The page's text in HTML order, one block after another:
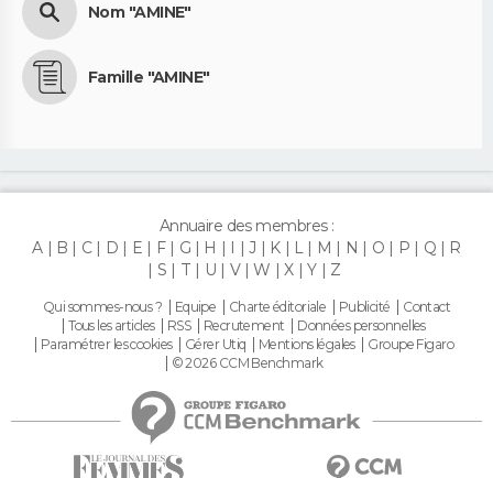
Nom "AMINE"
Famille "AMINE"
Annuaire des membres :
A
B C D E F G H I J K L M N O P Q
R
S
T U V W X Y Z
Qui sommes-nous ? Equipe Charte éditoriale Publicité
Contact
Tous les articles
RSS Recrutement
Données personnelles
Paramétrer les cookies
Gérer Utiq Mentions légales
Groupe Figaro
© 2026 CCM Benchmark